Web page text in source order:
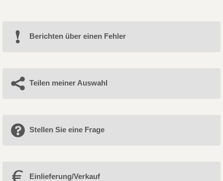
Berichten über einen Fehler
Teilen meiner Auswahl
Stellen Sie eine Frage
Einlieferung/Verkauf